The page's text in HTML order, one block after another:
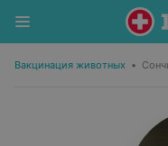
Вакцинация животных •